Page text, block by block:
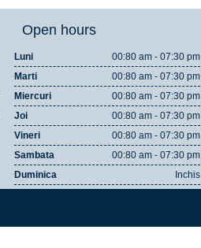
Open hours
Luni
00:80 am - 07:30 pm
Marti
00:80 am - 07:30 pm
Miercuri
00:80 am - 07:30 pm
Joi
00:80 am - 07:30 pm
Vineri
00:80 am - 07:30 pm
Sambata
00:80 am - 07:30 pm
Duminica
Inchis